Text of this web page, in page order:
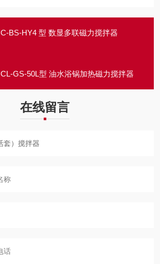
BS-HY4 型 数显多联磁力搅拌器
GS-50L型 油水浴锅加热磁力搅拌器
在线留言